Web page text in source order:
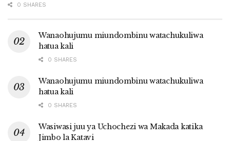
0 SHARES
Wanaohujumu miundombinu watachukuliwa
hatua kali
0 SHARES
Wanaohujumu miundombinu watachukuliwa
hatua kali
0 SHARES
Wasiwasi juu ya Uchochezi wa Makada katika
Jimbo la Katavi